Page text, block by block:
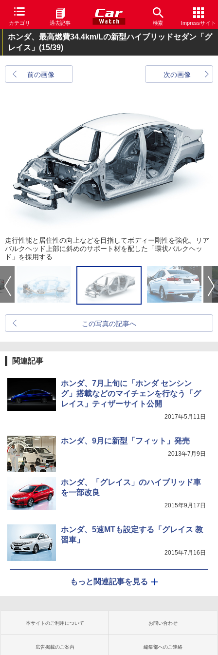
カテゴリ 過去記事 検索 Impressサイト
ホンダ、最高燃費34.4km/Lの新型ハイブリッドセダン「グ
レイス」 (15/39)
前の画像 次の画像
走行性能と居住性の向上などを目指してボディー剛性を強化。リア
バルクヘッド上部に斜めのサポート材を配した「環状バルクヘッ
ド」を採用する
この写真の記事へ
関連記事
ホンダ、7月上旬に「ホンダ センシン
グ」搭載などのマイチェンを行なう「グ
レイス」ティザーサイト公開
2017年5月11日
ホンダ、9月に新型「フィット」発売
2013年7月9日
ホンダ、「グレイス」のハイブリッド車
を一部改良
2015年9月17日
ホンダ、5速MTも設定する「グレイス 教
習車」
2015年7月16日
もっと関連記事を見る
本サイトのご利用について お問い合わせ
広告掲載のご案内 編集部へのご連絡